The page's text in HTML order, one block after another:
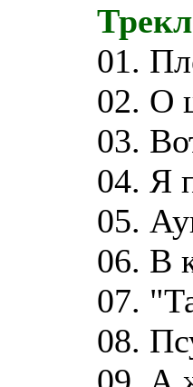
01.
02. О
03.
04. Я
05.
06. В
07.
08.